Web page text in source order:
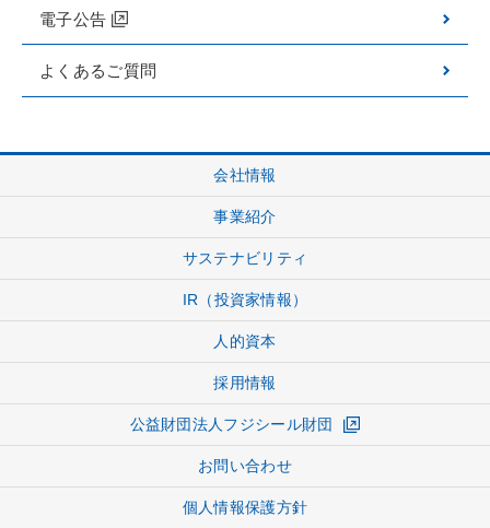
電子公告
よくあるご質問
会社情報
事業紹介
サステナビリティ
IR（投資家情報）
人的資本
採用情報
公益財団法人フジシール財団
お問い合わせ
個人情報保護方針